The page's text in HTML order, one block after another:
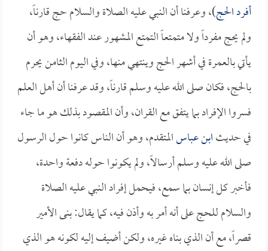
أفرد الحج)، وعرفنا أن النبي عليه الصلاة والسلام حج قارناً،
ولم يحج مفرداً ولا متمتعاً التمتع المشهور عند الفقهاء، وهو أن
يأتي بالعمرة في أشهر الحج وينتهي منها، وفي اليوم الثامن يحرم
بالحج، فكان صلى الله عليه وسلم قارناً، وقد عرفنا أن أهل العلم
فسروا الإفراد بما يتفق مع القران، وأن المقصود بذلك هو ما جاء
في حديثابن عباسالمتقدم، وهو أن الناس كانوا حول الرسول
صلى الله عليه وسلم أرسالاً، ولم يكونوا حوله دفعة واحدة،
فأخبر كل إنسان بما سمع، فيحمل إفراد النبي عليه الصلاة
والسلام للحج على أنه أمر به وأذن فيه، كما يقال: بنى الأمير
قصراً، مع أن الذي بناه غيره، ولكن أضيف إليه لكونه هو الذي